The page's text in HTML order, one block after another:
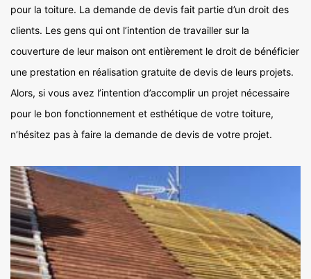
pour la toiture. La demande de devis fait partie d’un droit des
clients. Les gens qui ont l’intention de travailler sur la
couverture de leur maison ont entièrement le droit de bénéficier
une prestation en réalisation gratuite de devis de leurs projets.
Alors, si vous avez l’intention d’accomplir un projet nécessaire
pour le bon fonctionnement et esthétique de votre toiture,
n’hésitez pas à faire la demande de devis de votre projet.